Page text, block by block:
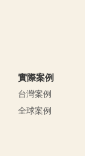
實際案例
台灣案例
全球案例